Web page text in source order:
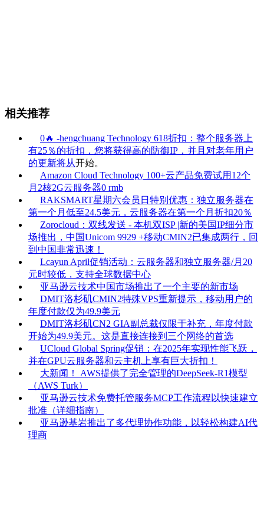
相关推荐
0🔥 -hengchuang Technology 618折扣：整个服务器上
有25％的折扣，您将获得高的防御IP，并且对老年用户
的更新将从开始。
Amazon Cloud Technology 100+云产品免费试用12个
月2核2G云服务器0 rmb
RAKSMART星期六会员日特别优惠：独立服务器在
第一个月低至24.5美元，云服务器在第一个月折扣20％
Zorocloud：双线发送 - 本机双ISP |新的美国IP细分市
场推出，中国Unicom 9929 +移动CMIN2已集成两行，回
到中国非常迅速！
Lcayun April促销活动：云服务器和独立服务器/月20
元时较低，支持全球数据中心
亚马逊云技术中国市场推出了一个主要的新市场
DMIT洛杉矶CMIN2特殊VPS重新提示，移动用户的
年度付款仅为49.9美元
DMIT洛杉矶CN2 GIA副总裁仅限于补充，年度付款
开始为49.9美元。这是直接连接到三个网络的首选
UCloud Global Spring促销：在2025年实现性能飞跃，
并在GPU云服务器和云主机上享有巨大折扣！
大新闻！ AWS提供了完全管理的DeepSeek-R1模型
（AWS Turk）
亚马逊云技术免费托管服务MCP工作流程以快速建立
批准（详细指南）
亚马逊基岩推出了多代理协作功能，以轻松构建AI代
理商